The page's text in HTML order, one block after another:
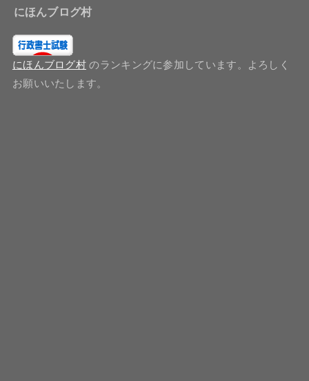
にほんブログ村
にほんブログ村 のランキングに参加しています。よろしく
お願いいたします。